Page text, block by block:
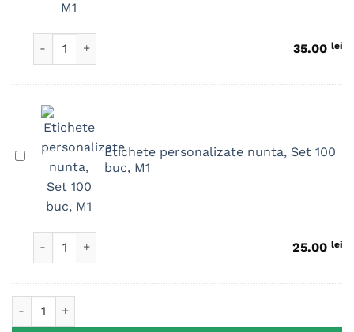
35.00 lei
Etichete
personalizate
Etichete personalizate nunta, Set 100
buc, M1
Cantitate Etichete personalizate nunta, Set 100 buc, M1
25.00 lei